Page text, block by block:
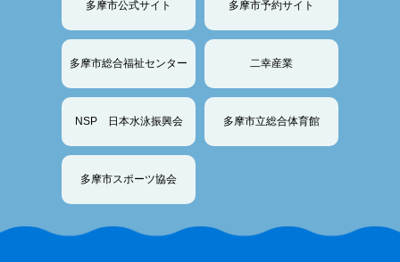
多摩市公式サイト 多摩市予約サイト
多摩市総合福祉センター 二幸産業
NSP 日本水泳振興会 多摩市立総合体育館
多摩市スポーツ協会